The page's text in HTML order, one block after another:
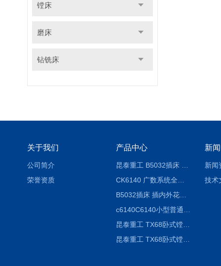
镗床
磨床
钻铣床
关于我们
公司简介
荣誉资质
产品中心
B5032插床 插内外花键槽 B5020液压立式插床
昆泰重工 TX68卧式镗床 镗孔机 镗缸机
昆泰重工 TX68卧式镗床 镗孔机 镗缸机 单柱
新
新闻
技术